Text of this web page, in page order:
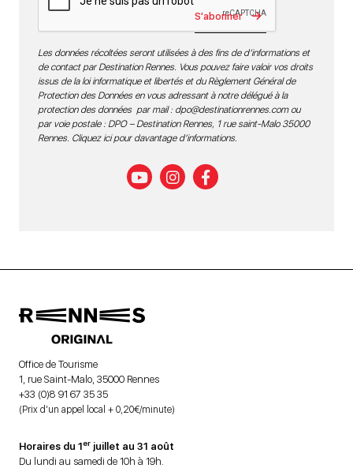
S'abonner
Les données récoltées seront utilisées à des fins de d’informations et
de contact par Destination Rennes. Vous pouvez faire valoir vos droits
issus de la loi informatique et libertés et du Règlement Général de
Protection des Données en vous adressant à notre délégué à la
protection des données par mail : dpo@destinationrennes.comou
par voie postale : DPO – Destination Rennes, 1 rue saint-Malo 35000
Rennes. Cliquez ici pour davantage d’informations.
Office de Tourisme
1, rue Saint-Malo, 35000 Rennes
+33 (0)8 91 67 35 35
(Prix d’un appel local + 0,20€/minute)
Horaires du 1er juillet au 31 août
Du lundi au samedi de 10h à 19h.